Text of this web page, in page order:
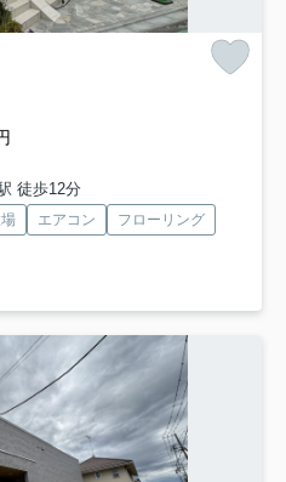
徒歩12分
エアコン
フローリング